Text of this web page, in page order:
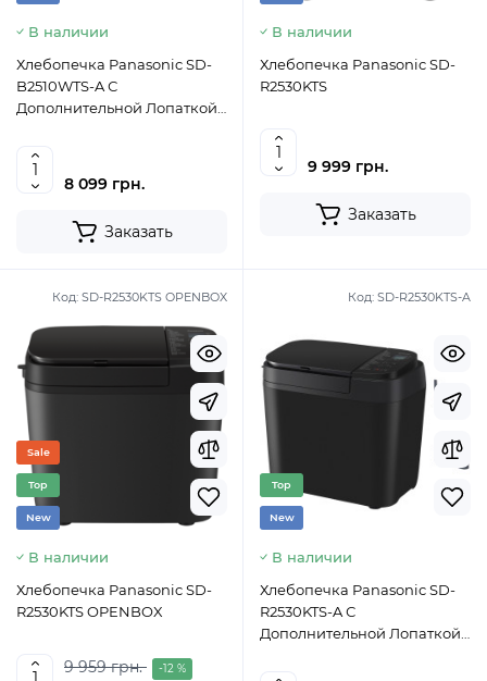
В наличии
Хлебопечка Panasonic SD-
B2510WTS-A С
Дополнительной Лопаткой
8 099 грн.
Заказать
В наличии
Хлебопечка Panasonic SD-
R2530KTS
9 999 грн.
Заказать
Код: SD-R2530KTS OPENBOX
Sale
Top
New
В наличии
Хлебопечка Panasonic SD-
R2530KTS OPENBOX
9 959 грн. -12 %
Код: SD-R2530KTS-A
Top
New
В наличии
Хлебопечка Panasonic SD-
R2530KTS-A С
Дополнительной Лопаткой